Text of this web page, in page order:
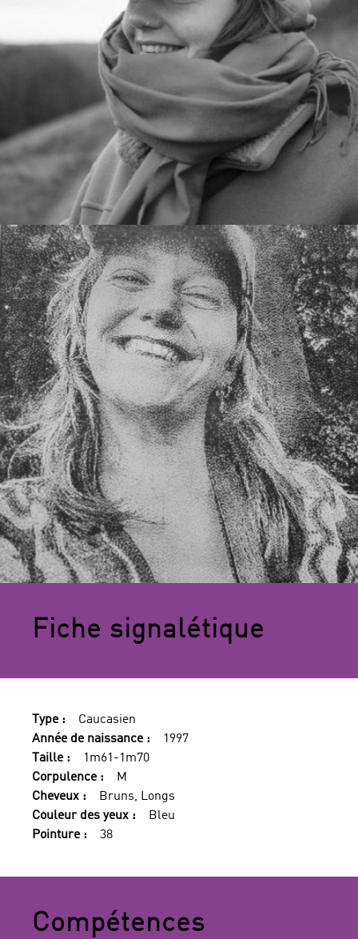
Fiche signalétique
Type :
Caucasien
Année de naissance :
1997
Taille :
1m61-1m70
Corpulence :
M
Cheveux :
Bruns, Longs
Couleur des yeux :
Bleu
Pointure :
38
Compétences